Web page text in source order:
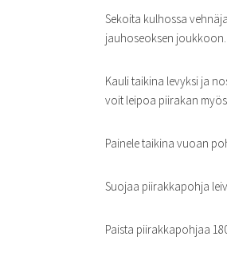
Sekoita kulhossa
jauhoseoksen
Kauli taikina levyksi ja
voit leipoa piirakan
Painele taikina vuoan
Suojaa piirakkapohja
Paista piirakkapohjaa